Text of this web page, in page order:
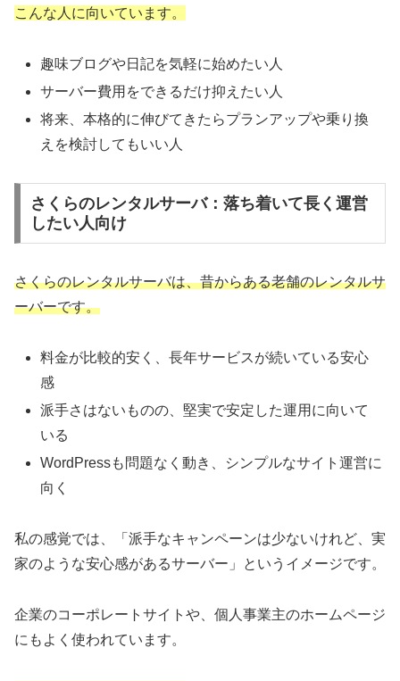
こんな人に向いています。
趣味ブログや日記を気軽に始めたい人
サーバー費用をできるだけ抑えたい人
将来、本格的に伸びてきたらプランアップや乗り換
えを検討してもいい人
さくらのレンタルサーバ：落ち着いて長く運営
したい人向け
さくらのレンタルサーバは、昔からある老舗のレンタルサ
ーバーです。
料金が比較的安く、長年サービスが続いている安心
感
派手さはないものの、堅実で安定した運用に向いて
いる
WordPressも問題なく動き、シンプルなサイト運営に
向く
私の感覚では、「派手なキャンペーンは少ないけれど、実
家のような安心感があるサーバー」というイメージです。
企業のコーポレートサイトや、個人事業主のホームページ
にもよく使われています。